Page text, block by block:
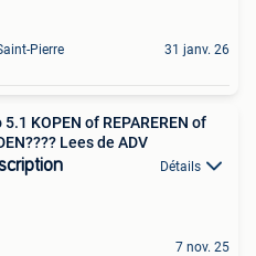
Pierre 31 janv. 26
5.1 KOPEN of REPAREREN of
Lees de ADV
Détails
7 nov. 25